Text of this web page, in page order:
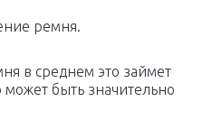
ремня.
в среднем это займет
быть значительно